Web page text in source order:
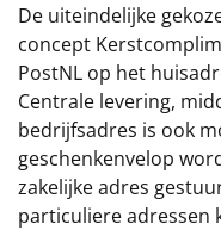
De uiteindelijke
concept
PostNL op het
Centrale levering,
bedrijfsadres is ook
geschenkenvelop
zakelijke adres
particuliere adressen